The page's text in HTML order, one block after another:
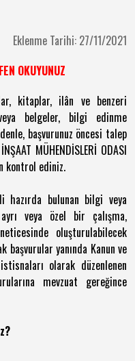
Eklenme Tarihi: 27/11/2021
OKUYUNUZ
kitaplar, ilân ve benzeri
belgeler, bilgi edinme
başvurunuz öncesi talep
MÜHENDİSLERİ ODASI
kontrol ediniz.
hazırda bulunan bilgi veya
veya özel bir çalışma,
oluşturulabilecek
yanında Kanun ve
olarak düzenlenen
mevzuat gereğince